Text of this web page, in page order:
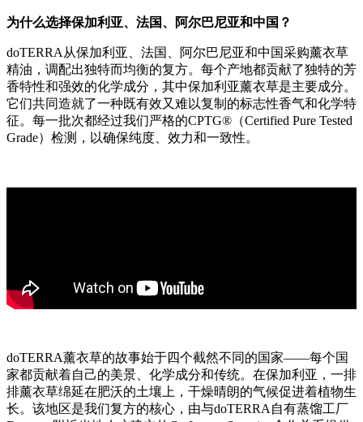
为什么选择保加利亚、法国、阿尔巴尼亚和中国？
doTERRA从保加利亚、法国、阿尔巴尼亚和中国采购薰衣草
精油，调配出独特而均衡的复方。每个产地都贡献了独特的芳
香特性和强效的化学成分，其中保加利亚薰衣草是主要成分。
它们共同造就了一种既有效又难以复制的标志性香气和化学特
征。每一批次都经过我们严格的CPTG®（Certified Pure Tested
Grade）检测，以确保纯度、效力和一致性。
doTERRA薰衣草的故事始于四个截然不同的国家——每个国
家都贡献着自己的美景、化学成分和传统。在保加利亚，一排
排薰衣草绵延在肥沃的土壤上，干燥晴朗的气候促进着植物生
长。该地区是我们复方的核心，由与doTERRA自有蒸馏工厂